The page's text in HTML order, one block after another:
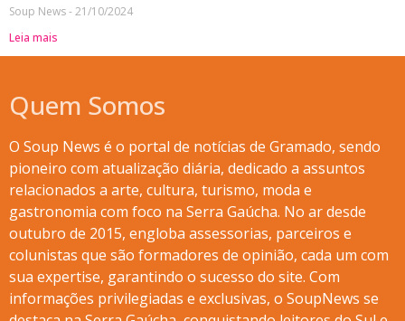
Soup News 21/10/2024
Leia mais
Quem Somos
O Soup News é o portal de notícias de Gramado, sendo
pioneiro com atualização diária, dedicado a assuntos
relacionados a arte, cultura, turismo, moda e
gastronomia com foco na Serra Gaúcha. No ar desde
outubro de 2015, engloba assessorias, parceiros e
colunistas que são formadores de opinião, cada um com
sua expertise, garantindo o sucesso do site. Com
informações privilegiadas e exclusivas, o SoupNews se